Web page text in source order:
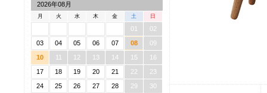
2026年08月
月 火 水 木 金 土 日
01
02
03
04 05 06 07 08
09
10
11 12 13 14 15
16
17
18 19 20 21 22
23
24
25 26 27 28 29
30